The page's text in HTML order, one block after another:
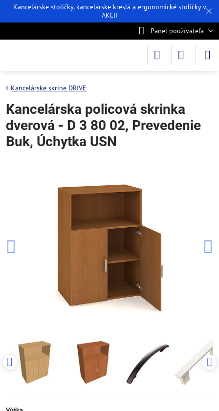
✕
Kancelárske stoličky, kancelárske kreslá a ergonomické stoličky v
AKCII
Panel používateľa
Kancelárske skrine DRIVE
Kancelárska policová skrinka
dverová - D 3 80 02, Prevedenie
Buk, Úchytka USN